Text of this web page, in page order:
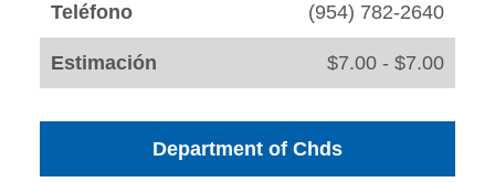
Teléfono (954) 782-2640
Estimación $7.00 - $7.00
Department of Chds